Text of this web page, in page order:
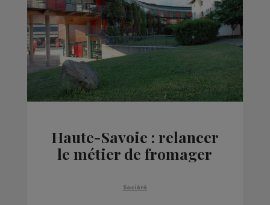
Haute-Savoie : relancer
le métier de fromager
Société